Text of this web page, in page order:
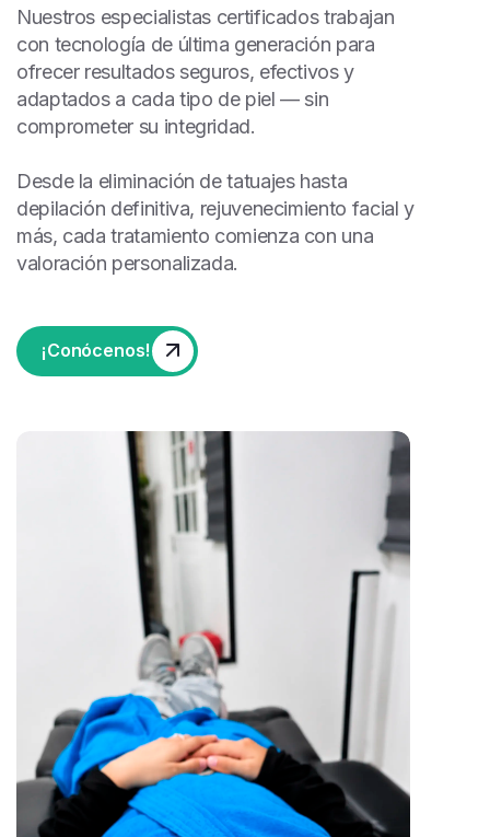
Nuestros especialistas certificados trabajan
con tecnología de última generación para
ofrecer resultados seguros, efectivos y
adaptados a cada tipo de piel — sin
comprometer su integridad.
Desde la eliminación de tatuajes hasta
depilación definitiva, rejuvenecimiento facial y
más, cada tratamiento comienza con una
valoración personalizada.
¡Conócenos!
¡Conócenos!